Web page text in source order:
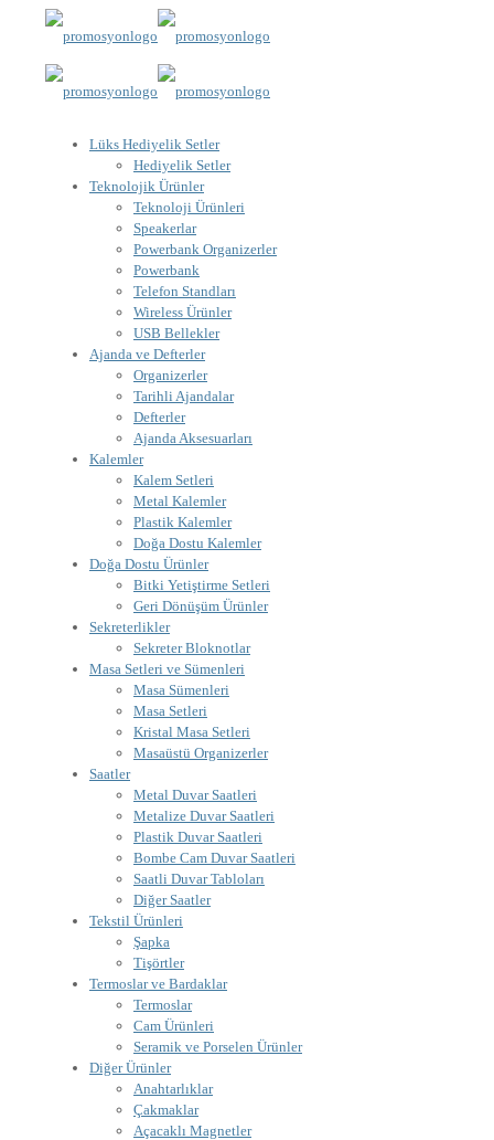
Lüks Hediyelik Setler
Hediyelik Setler
Teknolojik Ürünler
Teknoloji Ürünleri
Speakerlar
Powerbank Organizerler
Powerbank
Telefon Standları
Wireless Ürünler
USB Bellekler
Ajanda ve Defterler
Organizerler
Tarihli Ajandalar
Defterler
Ajanda Aksesuarları
Kalemler
Kalem Setleri
Metal Kalemler
Plastik Kalemler
Doğa Dostu Kalemler
Doğa Dostu Ürünler
Bitki Yetiştirme Setleri
Geri Dönüşüm Ürünler
Sekreterlikler
Sekreter Bloknotlar
Masa Setleri ve Sümenleri
Masa Sümenleri
Masa Setleri
Kristal Masa Setleri
Masaüstü Organizerler
Saatler
Metal Duvar Saatleri
Metalize Duvar Saatleri
Plastik Duvar Saatleri
Bombe Cam Duvar Saatleri
Saatli Duvar Tabloları
Diğer Saatler
Tekstil Ürünleri
Şapka
Tişörtler
Termoslar ve Bardaklar
Termoslar
Cam Ürünleri
Seramik ve Porselen Ürünler
Diğer Ürünler
Anahtarlıklar
Çakmaklar
Açacaklı Magnetler